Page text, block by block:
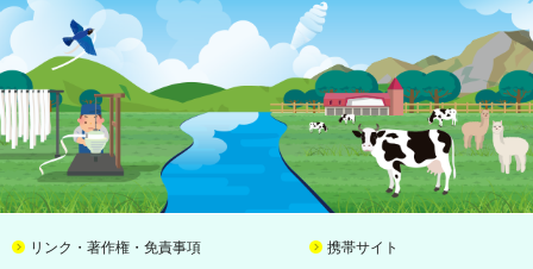
リンク・著作権・免責事項 携帯サイト